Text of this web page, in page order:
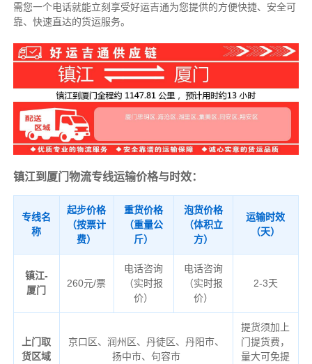
需您一个电话就能立刻享受好运吉通为您提供的方便快捷、安全可
靠、快速直达的货运服务。
镇江到厦门物流专线运输价格与时效：
专线名
称
起步价格
（按票计
费）
重货价格
（重量公
斤）
泡货价格
（体积立
方）
运输时效
（天）
镇江-
厦门
260元/票
电话咨询
（实时报
价）
电话咨询
（实时报
价）
2-3天
上门取
货区域
京口区、润州区、丹徒区、丹阳市、
扬中市、句容市
提货须加上
门提货费，
量大可免提